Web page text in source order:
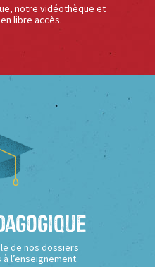
notre vidéothèque et
libre accès.
de nos dossiers
l’enseignement.